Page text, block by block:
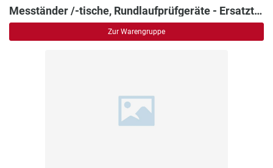
Mesständer /-tische, Rundlaufprüfgeräte - Ersatzteile
Zur Warengruppe